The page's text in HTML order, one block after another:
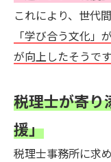
これにより、世代
「学び合う文化」
が向上したそうです
税理士が寄り
援」
税理士事務所に求